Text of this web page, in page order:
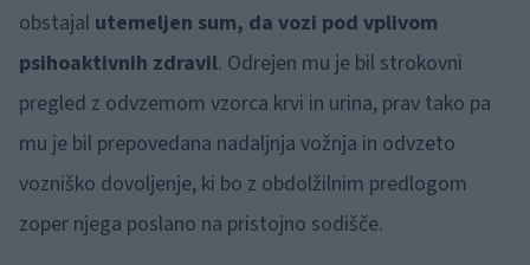
obstajal utemeljen sum, da vozi pod vplivom
psihoaktivnih zdravil. Odrejen mu je bil strokovni
pregled z odvzemom vzorca krvi in urina, prav tako pa
mu je bil prepovedana nadaljnja vožnja in odvzeto
vozniško dovoljenje, ki bo z obdolžilnim predlogom
zoper njega poslano na pristojno sodišče.